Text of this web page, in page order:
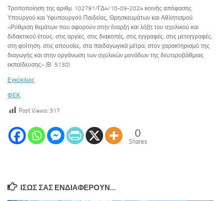
Τροποποίηση της αριθμ. 102791/ΓΔ4/10-09-2024 κοινής απόφασης
Υπουργού και Υφυπουργού Παιδείας, Θρησκευμάτων και Αθλητισμού
«Ρύθμιση θεμάτων που αφορούν στην έναρξη και λήξη του σχολικού και
διδακτικού έτους, στις αργίες, στις διακοπές, στις εγγραφές, στις μετεγγραφές,
στη φοίτηση, στις απουσίες, στα παιδαγωγικά μέτρα, στον χαρακτηρισμό της
διαγωγής και στην οργάνωση των σχολικών μονάδων της δευτεροβάθμιας
εκπαίδευσης» (Β΄ 5130)
Εγκύκλιος
ΦΕΚ
Post Views: 317
0
Shares
ΊΣΩΣ ΣΑΣ ΕΝΔΙΑΦΈΡΟΥΝ…